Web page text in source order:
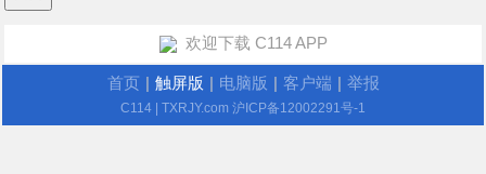
欢迎下载 C114 APP
首页 触屏版 电脑版 客户端 举报
C114 | TXRJY.com 沪ICP备12002291号-1